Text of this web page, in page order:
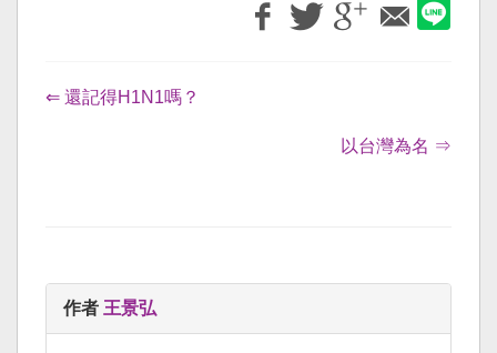
⇐ 還記得H1N1嗎？
以台灣為名 ⇒
作者 王景弘